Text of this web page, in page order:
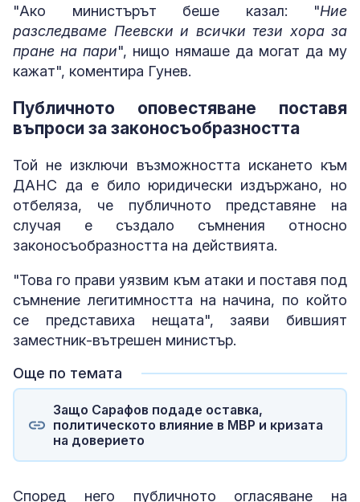
"Ако министърът беше казал: "Ние
разследваме Пеевски и всички тези хора за
пране на пари", нищо нямаше да могат да му
кажат", коментира Гунев.
Публичното оповестяване поставя
въпроси за законосъобразността
Той не изключи възможността искането към
ДАНС да е било юридически издържано, но
отбеляза, че публичното представяне на
случая е създало съмнения относно
законосъобразността на действията.
"Това го прави уязвим към атаки и поставя под
съмнение легитимността на начина, по който
се представиха нещата", заяви бившият
заместник-вътрешен министър.
Още по темата
Защо Сарафов подаде оставка,
политическото влияние в МВР и кризата
на доверието
Според него публичното огласяване на